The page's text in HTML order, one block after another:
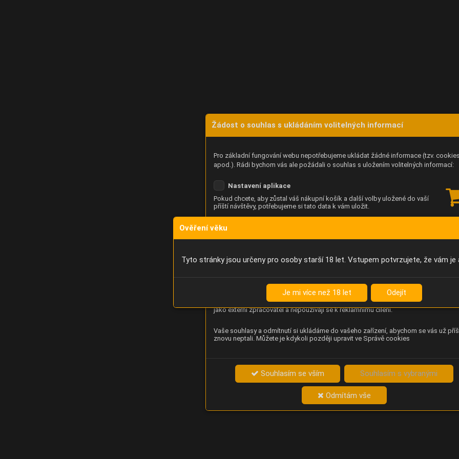
Žádost o souhlas s ukládáním volitelných informací
Pro základní fungování webu nepotřebujeme ukládat žádné informace (tzv.
apod.). Rádi bychom vás ale požádali o souhlas s uložením volitelných informací:
Nastavení aplikace
Pokud chcete, aby zůstal váš nákupní košík a další volby uložené do vaší
příští návštěvy, potřebujeme si tato data k vám uložit.
Analýza chování návštěvníků na webu (pohyb kurzoru, kliknutí, procházení
stránek a heatmapy), která provozovateli e-shopu Betelné škopek pomáhá
zlepšovat obsah a použitelnost. Data zpracovává služba Contentsquare
jako externí zpracovatel a nepoužívají se k reklamnímu cílení.
Vaše souhlasy a odmítnutí si ukládáme do vašeho zařízení, abychom se vás už
znovu neptali. Můžete je kdykoli později upravit ve Správě cookies
Souhlasím se vším Souhlasím s vybranými
Odmítám vše
Ověření věku
Tyto stránky jsou určeny pro osoby starší 18 let. Vstupem potvrzujete, že vám je
Je mi více než 18 let Odejít